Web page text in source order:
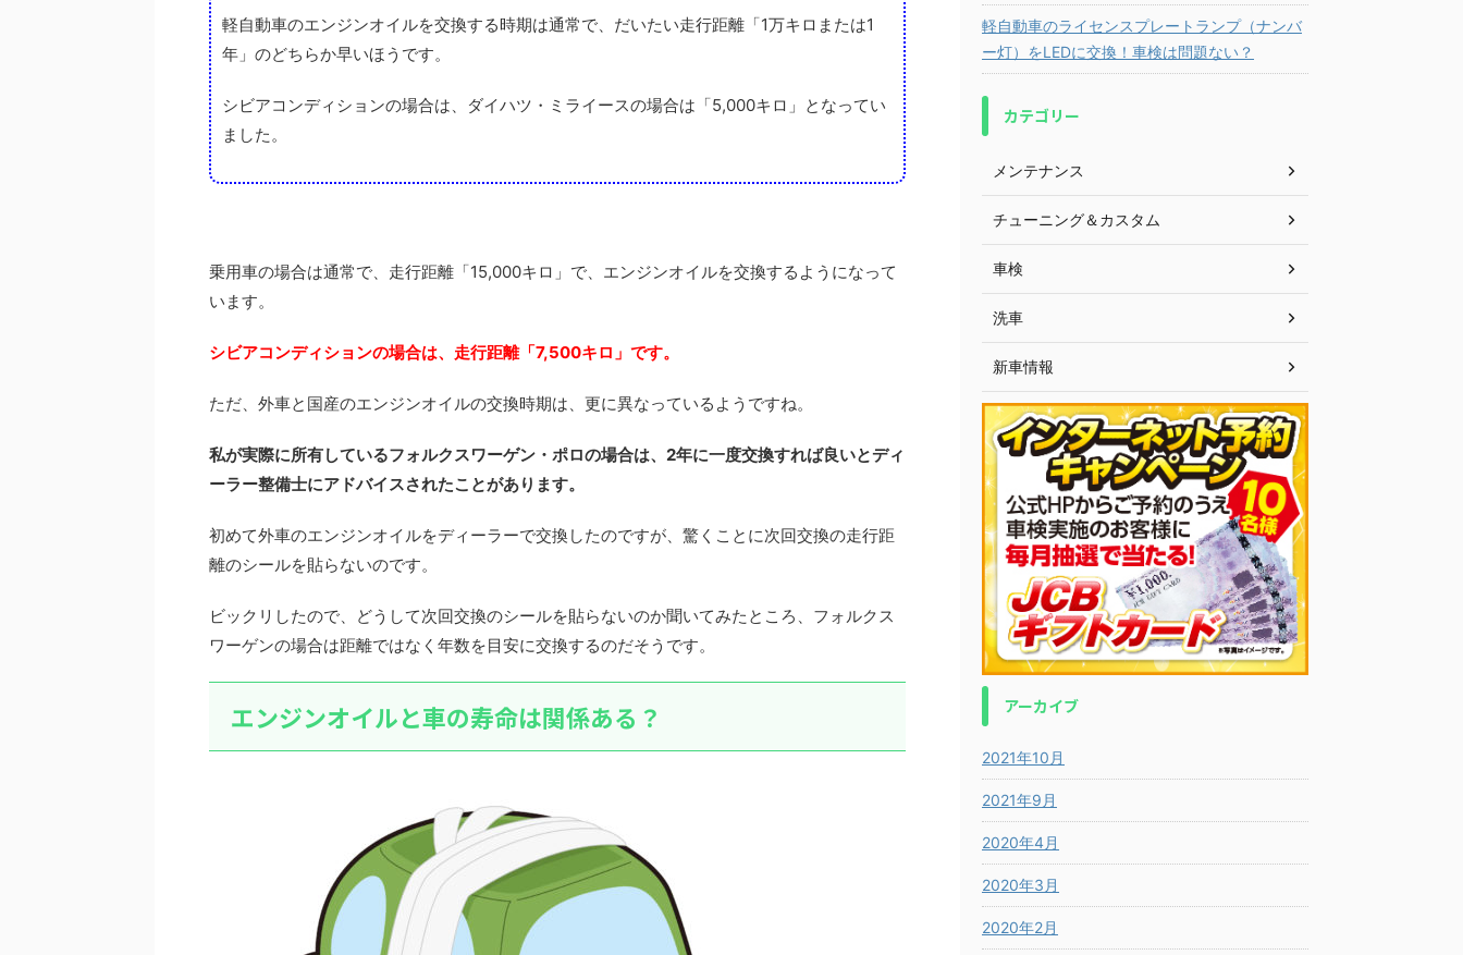
軽自動車のエンジンオイルを交換する時期は通常で、だいたい走行距離「1万キロまたは1
年」のどちらか早いほうです。
シビアコンディションの場合は、ダイハツ・ミライースの場合は「5,000キロ」となってい
ました。
乗用車の場合は通常で、走行距離「15,000キロ」で、エンジンオイルを交換するようになって
います。
シビアコンディションの場合は、走行距離「7,500キロ」です。
ただ、外車と国産のエンジンオイルの交換時期は、更に異なっているようですね。
私が実際に所有しているフォルクスワーゲン・ポロの場合は、2年に一度交換すれば良いとディ
ーラー整備士にアドバイスされたことがあります。
初めて外車のエンジンオイルをディーラーで交換したのですが、驚くことに次回交換の走行距
離のシールを貼らないのです。
ビックリしたので、どうして次回交換のシールを貼らないのか聞いてみたところ、フォルクス
ワーゲンの場合は距離ではなく年数を目安に交換するのだそうです。
エンジンオイルと車の寿命は関係ある？
軽自動車のライセンスプレートランプ（ナンバ
ー灯）をLEDに交換！車検は問題ない？
カテゴリー
メンテナンス
チューニング＆カスタム
車検
洗車
新車情報
アーカイブ
2021年10月
2021年9月
2020年4月
2020年3月
2020年2月